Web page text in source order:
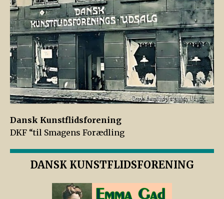
Dansk Kunstflidsforening
DKF “til Smagens Forædling
DANSK KUNSTFLIDSFORENING